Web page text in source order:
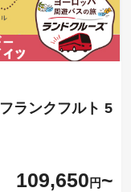
ランクフルト 5
109,650 円